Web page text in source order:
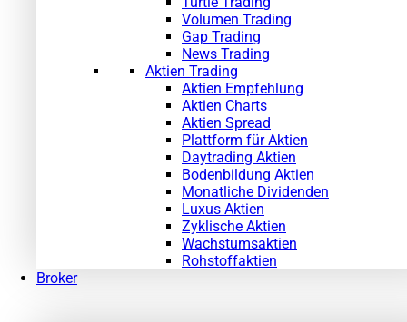
Volumen Trading
Gap Trading
News Trading
Aktien Trading
Aktien Empfehlung
Aktien Charts
Aktien Spread
Plattform für Aktien
Daytrading Aktien
Bodenbildung Aktien
Monatliche Dividenden
Luxus Aktien
Zyklische Aktien
Wachstumsaktien
Rohstoffaktien
Broker